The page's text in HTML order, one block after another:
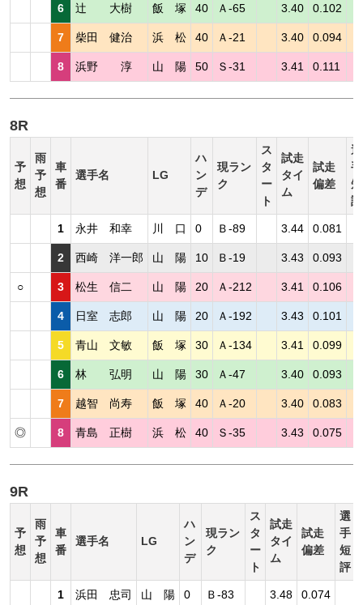
6 辻 大樹 飯 塚 40 Ａ-65 3.40 0.102
7 柴田 健治 浜 松 40 Ａ-21 3.40 0.094
8 浜野 淳 山 陽 50 Ｓ-31 3.41 0.111
8R
予
想
雨
予
想
車
番
選手名 LG
ハ
ン
デ
現ラン
ク
ス
タ
ー
ト
試走
タイ
ム
試走
偏差
選
手
短
評
1 永井 和幸 川 口 0 Ｂ-89 3.44 0.081
2 西崎 洋一郎 山 陽 10 Ｂ-19 3.43 0.093
○ 3 松生 信二 山 陽 20 Ａ-212 3.41 0.106
4 日室 志郎 山 陽 20 Ａ-192 3.43 0.101
5 青山 文敏 飯 塚 30 Ａ-134 3.41 0.099
6 林 弘明 山 陽 30 Ａ-47 3.40 0.093
7 越智 尚寿 飯 塚 40 Ａ-20 3.40 0.083
◎ 8 青島 正樹 浜 松 40 Ｓ-35 3.43 0.075
9R
予
想
雨
予
想
車
番
選手名 LG
ハ
ン
デ
現ラン
ク
ス
タ
ー
ト
試走
タイ
ム
試走
偏差
選
手
短
評
1 浜田 忠司 山 陽 0 Ｂ-83 3.48 0.074